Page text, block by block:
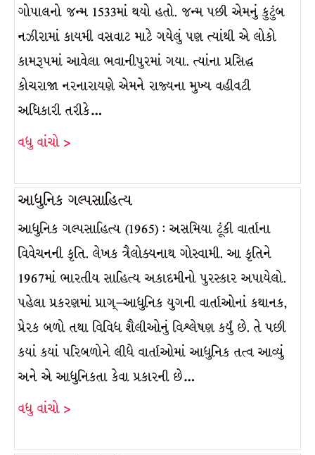
ગોપાલનો જન્મ 1533માં થયો હતો. જન્મ પછી એમનું કુટુંબ
નઝીરામાં કાયમી વસવાટ માટે ગયેલું પણ ત્યાંથી એ લોકો
કામરૂપમાં આવેલા ભવાનીપુરમાં ગયા. ત્યાંના પ્રસિદ્ધ
કોચરાજા નરનારાયણે એમને રાજ્યના મુખ્ય વહીવટી
અધિકારી તરીકે…
વધુ વાંચો >
આધુનિક ગલ્પસાહિત્ય
આધુનિક ગલ્પસાહિત્ય (1965) : અસમિયા ટૂંકી વાર્તાના
વિવેચનની કૃતિ. લેખક ત્રૈલોક્યનાથ ગોસ્વામી. આ કૃતિને
1967માં ભારતીય સાહિત્ય અકાદમીનો પુરસ્કાર અપાયેલો.
પહેલા પ્રકરણમાં પ્રાગ્–આધુનિક યુગની વાર્તાઓનાં કથાનક,
પ્રેરક બળો તથા વિવિધ શૈલીઓનું વિશ્લેષણ કર્યું છે. તે પછી
કયાં કયાં પરિબળોને લીધે વાર્તાઓમાં આધુનિક તત્વ આવ્યું
અને એ આધુનિકતા કેવા પ્રકારની છે…
વધુ વાંચો >